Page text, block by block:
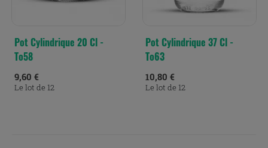
Pot Cylindrique 20 Cl -
To58
9,60 €
Le lot de 12
Pot Cylindrique 37 Cl -
To63
10,80 €
Le lot de 12